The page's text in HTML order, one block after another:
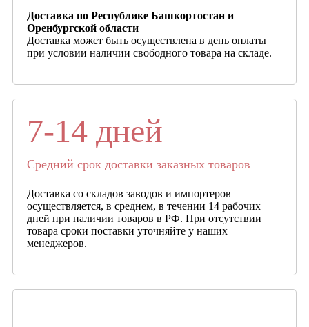
Доставка по Республике Башкортостан и
Оренбургской области
Доставка может быть осуществлена в день оплаты
при условии наличии свободного товара на складе.
7-14 дней
Средний срок доставки заказных товаров
Доставка со складов заводов и импортеров
осуществляется, в среднем, в течении 14 рабочих
дней при наличии товаров в РФ. При отсутствии
товара сроки поставки уточняйте у наших
менеджеров.